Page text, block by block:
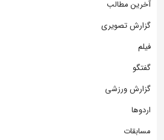
آخرین مطالب
گزارش تصویری
فیلم
گفتگو
گزارش ورزشی
اردوها
مسابقات